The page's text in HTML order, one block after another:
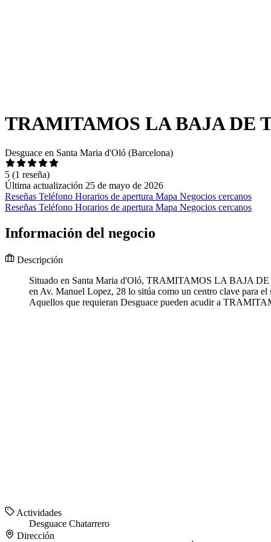
TRAMITAMOS LA BAJA DE
Desguace en Santa Maria d'Oló (Barcelona)
5 (1 reseña)
Última actualización 25 de mayo de 2026
Reseñas Teléfono Horarios de apertura Mapa Negocios cercanos
Reseñas Teléfono Horarios de apertura Mapa Negocios cercanos
Información del negocio
Descripción
Situado en Santa Maria d'Oló, TRAMITAMOS LA BAJA
en Av. Manuel Lopez, 28 lo sitúa como un centro clave para
Aquellos que requieran Desguace pueden acudir a
Actividades
Desguace Chatarrero
Dirección